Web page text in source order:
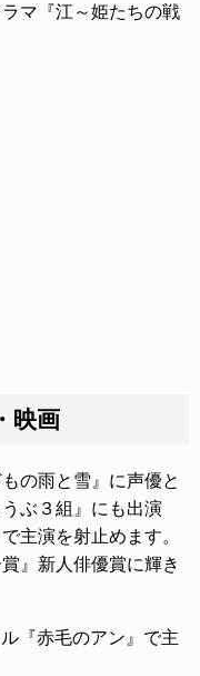
マ『江～姫たちの戦
映画
の雨と雪』に声優と
ぶ３組』にも出演
主演を射止めます。
』新人俳優賞に輝き
『赤毛のアン』で主